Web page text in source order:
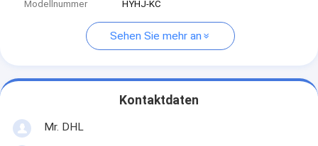
Modellnummer
HYHJ-KC
Sehen Sie mehr an
Kontaktdaten
Mr. DHL